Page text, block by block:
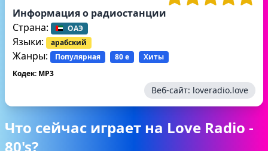
Информация о радиостанции
Страна:
ОАЭ
Языки: арабский
Жанры: Популярная 80 е
Хиты
Кодек: MP3
Веб-сайт: loveradio.love
Что сейчас играет на Love Radio -
80's?